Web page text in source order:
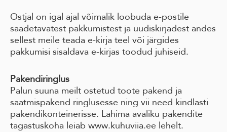
Ostjal on igal ajal võimalik loobuda e-postile
saadetavatest pakkumistest ja uudiskirjadest andes
sellest meile teada e-kirja teel või järgides
pakkumisi sisaldava e-kirjas toodud juhiseid.
Pakendiringlus
Palun suuna meilt ostetud toote pakend ja
saatmispakend ringlusesse ning vii need kindlasti
pakendikonteinerisse. Lähima avaliku pakendite
tagastuskoha leiab www.kuhuviia.ee lehelt.